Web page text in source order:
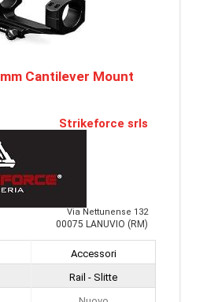
Cantilever Mount
Strikeforce srls
Via Nettunense 132
00075 LANUVIO (RM)
Accessori
Rail - Slitte